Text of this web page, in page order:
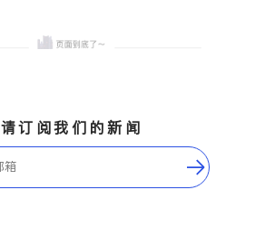
请订阅我们的新闻